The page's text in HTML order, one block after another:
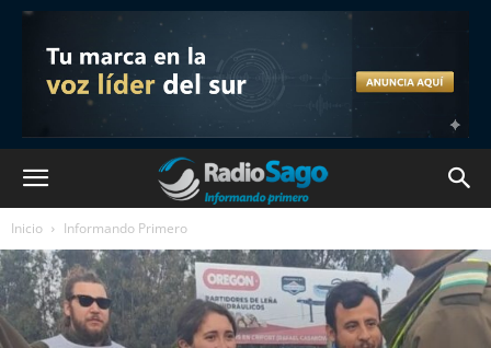
Inicio Informando Primero